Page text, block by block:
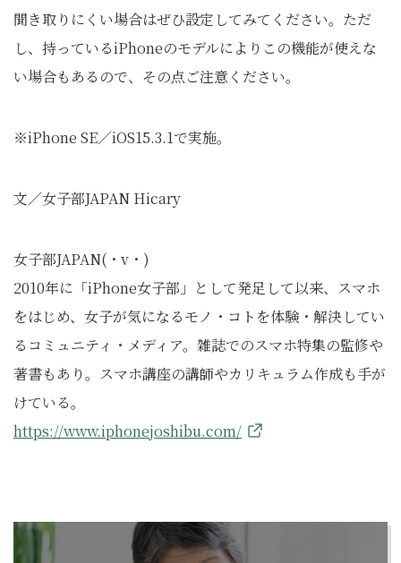
聞き取りにくい場合はぜひ設定してみてください。ただ
し、持っているiPhoneのモデルによりこの機能が使えな
い場合もあるので、その点ご注意ください。
※iPhone SE／iOS15.3.1で実施。
文／女子部JAPAN Hicary
女子部JAPAN(・v・)
2010年に「iPhone女子部」として発足して以来、スマホ
をはじめ、女子が気になるモノ・コトを体験・解決してい
るコミュニティ・メディア。雑誌でのスマホ特集の監修や
著書もあり。スマホ講座の講師やカリキュラム作成も手が
けている。
https://www.iphonejoshibu.com/